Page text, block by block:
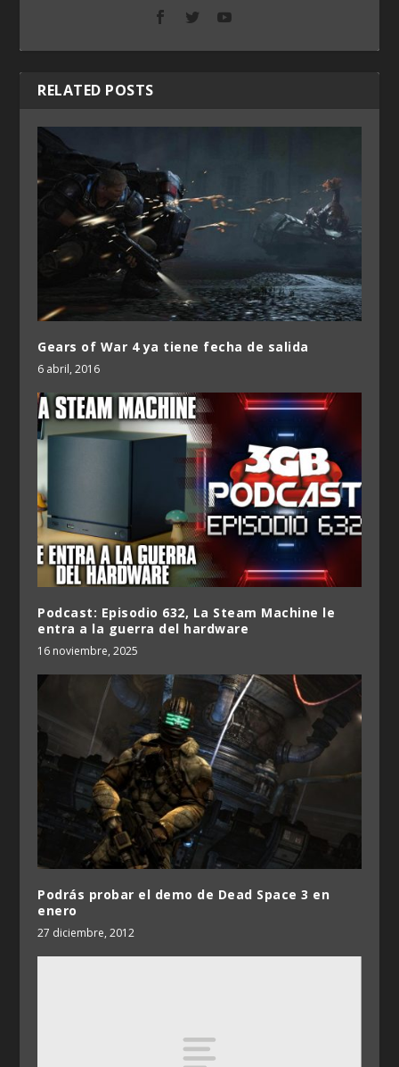
RELATED POSTS
Gears of War 4 ya tiene fecha de salida
6 abril, 2016
Podcast: Episodio 632, La Steam Machine le
entra a la guerra del hardware
16 noviembre, 2025
Podrás probar el demo de Dead Space 3 en
enero
27 diciembre, 2012